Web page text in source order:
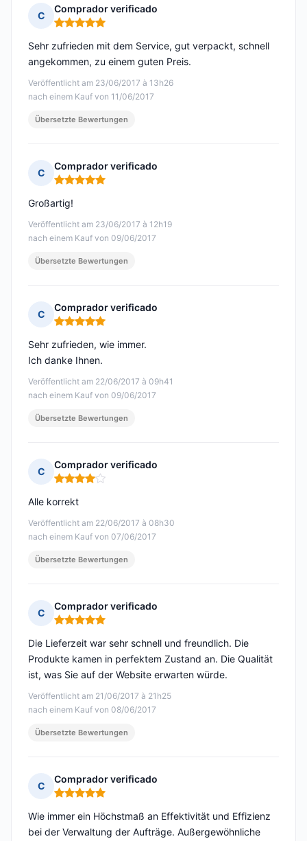
C
Comprador verificado
Hinweis: 5 von 5
Veröffentlicht am 23/06/2017 à 13h26
nach einem Kauf von 11/06/2017
Sehr zufrieden mit dem Service, gut verpackt, schnell
angekommen, zu einem guten Preis.
Übersetzte Bewertungen
C
Comprador verificado
Hinweis: 5 von 5
Veröffentlicht am 23/06/2017 à 12h19
nach einem Kauf von 09/06/2017
Großartig!
Übersetzte Bewertungen
C
Comprador verificado
Hinweis: 5 von 5
Veröffentlicht am 22/06/2017 à 09h41
nach einem Kauf von 09/06/2017
Sehr zufrieden, wie immer.
Ich danke Ihnen.
Übersetzte Bewertungen
C
Comprador verificado
Hinweis: 4 von 5
Veröffentlicht am 22/06/2017 à 08h30
nach einem Kauf von 07/06/2017
Alle korrekt
Übersetzte Bewertungen
C
Comprador verificado
Hinweis: 5 von 5
Veröffentlicht am 21/06/2017 à 21h25
nach einem Kauf von 08/06/2017
Die Lieferzeit war sehr schnell und freundlich. Die
Produkte kamen in perfektem Zustand an. Die Qualität
ist, was Sie auf der Website erwarten würde.
Übersetzte Bewertungen
C
Comprador verificado
Hinweis: 5 von 5
Wie immer ein Höchstmaß an Effektivität und Effizienz
bei der Verwaltung der Aufträge. Außergewöhnliche